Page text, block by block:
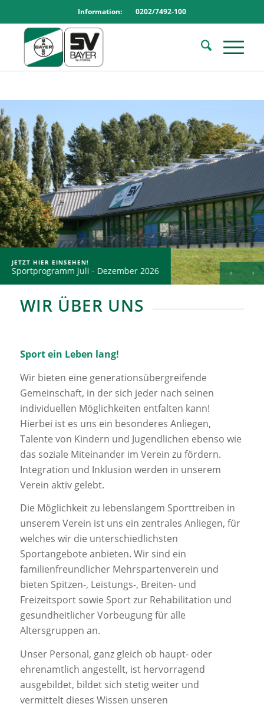
Information: 0202/7492-100
JETZT HIER EINSEHEN!
Sportprogramm Juli - Dezember 2026
WIR ÜBER UNS
Sport ein Leben lang!
Wir bieten eine generationsübergreifende
Gemeinschaft, in der sich jeder nach seinen
individuellen Möglichkeiten entfalten kann!
Hierbei ist es uns ein besonderes Anliegen,
Talente von Kindern und Jugendlichen ebenso wie
das soziale Miteinander im Verein zu fördern.
Integration und Inklusion werden in unserem
Verein aktiv gelebt.
Die Möglichkeit zu lebenslangem Sporttreiben in
unserem Verein ist uns ein zentrales Anliegen, für
welches wir die unterschiedlichsten
Sportangebote anbieten. Wir sind ein
familienfreundlicher Mehrspartenverein und
bieten Spitzen-, Leistungs-, Breiten- und
Freizeitsport sowie Sport zur Rehabilitation und
gesundheitlicher Vorbeugung für alle
Altersgruppen an.
Unser Personal, ganz gleich ob haupt- oder
ehrenamtlich angestellt, ist hervorragend
ausgebildet, bildet sich stetig weiter und
vermittelt dieses Wissen unseren